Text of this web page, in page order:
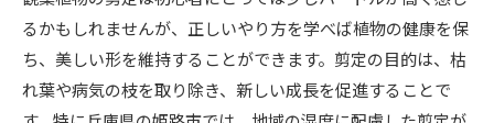
るかもしれませんが、正しいやり方を学べば植物の健康を保
ち、美しい形を維持することができます。剪定の目的は、枯
れ葉や病気の枝を取り除き、新しい成長を促進することで